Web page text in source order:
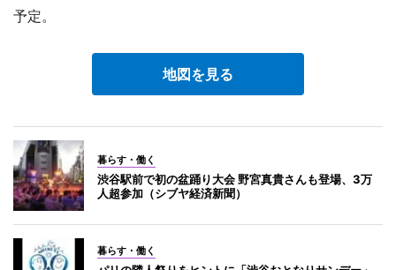
予定。
地図を見る
暮らす・働く
渋谷駅前で初の盆踊り大会 野宮真貴さんも登場、3万
人超参加（シブヤ経済新聞）
暮らす・働く